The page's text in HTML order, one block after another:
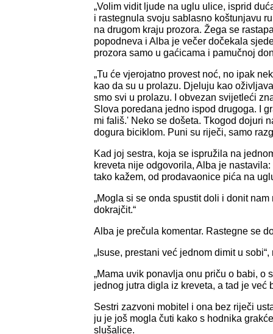
„Volim vidit ljude na uglu ulice, isprid
i rastegnula svoju sablasno koštunjavu
na drugom kraju prozora. Žega se
popodneva i Alba je večer dočekala
prozora samo u gaćicama i pamučnoj
„Tu će vjerojatno provest noć, no ipak
kao da su u prolazu. Djeluju kao
smo svi u prolazu. I obvezan svijetleći
Slova poredana jedno ispod drugoga. I
mi fališ.' Neko se došeta. Tkogod dojuri
dogura biciklom. Puni su riječi, samo
Kad joj sestra, koja se ispružila na
kreveta nije odgovorila, Alba je
tako kažem, od prodavaonice pića na
„Mogla si se onda spustit doli i donit
dokrajčit.“
Alba je prečula komentar. Rastegne se
„Isuse, prestani već jednom dimit u
„Mama uvik ponavlja onu priču o babi, o
jednog jutra digla iz kreveta, a tad je već
Sestri zazvoni mobitel i ona bez riječi
ju je još mogla čuti kako s hodnika
slušalice.